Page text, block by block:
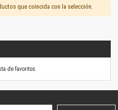
que coincida con la selección.
de favoritos.